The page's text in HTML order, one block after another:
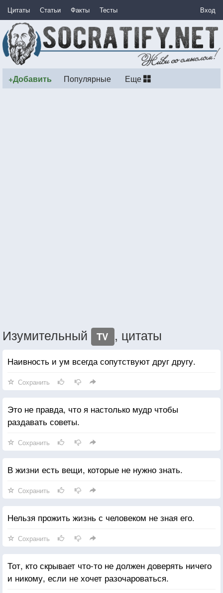
Цитаты Статьи Факты Тесты Вход
+Добавить Популярные Еще
Изумительный TV , цитаты
Наивность и ум всегда сопутствуют друг другу.
Сохранить
Это не правда, что я настолько мудр чтобы
раздавать советы.
Сохранить
В жизни есть вещи, которые не нужно знать.
Сохранить
Нельзя прожить жизнь с человеком не зная его.
Сохранить
Тот, кто скрывает что-то не должен доверять ничего
и никому, если не хочет разочароваться.